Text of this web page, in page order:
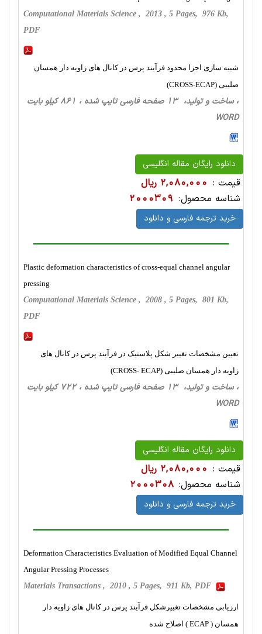
Computational Materials Science , 2013 , 5 Pages, 976 Kb,
PDF
شبیه سازی اجزا محدود فرآیند پرس در کانال های زاویه دار همسان
صلیبی (CROSS-ECAP)
، ساخت‌ و تولید، 13 صفحه فارسی تایپ شده ، 861 کیلو بایت
WORD
دانلود رایگان مقاله انگلیسی
قیمت : 2,080,000 ریال
شناسه محصول: 2000309
خرید ترجمه فارسی و دانلود
Plastic deformation characteristics of cross-equal channel angular
pressing
Computational Materials Science , 2008 , 5 Pages, 801 Kb,
PDF
تعیین مشخصات تغییر شکل پلاستیک در فرآیند پرس در کانال های
زاویه دار همسان صلیبی (CROSS- ECAP)
، ساخت‌ و تولید، 13 صفحه فارسی تایپ شده ، 722 کیلو بایت
WORD
دانلود رایگان مقاله انگلیسی
قیمت : 2,080,000 ریال
شناسه محصول: 2000308
خرید ترجمه فارسی و دانلود
Deformation Characteristics Evaluation of Modified Equal Channel
Angular Pressing Processes
Materials Transactions , 2010 , 5 Pages, 911 Kb, PDF
ارزیابی مشخصات تغییرشکل فرآیند پرس در کانال های زاویه دار
همسان ( ECAP ) اصلاح شده